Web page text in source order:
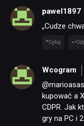
pawel1897
„Cudze
Cytuj
Wcogram
kupować a
CDPR. Jak
gry na PC i